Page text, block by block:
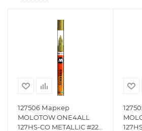
127506 Маркер
MOLOTOW ONE4ALL
127HS-CO METALLIC #228